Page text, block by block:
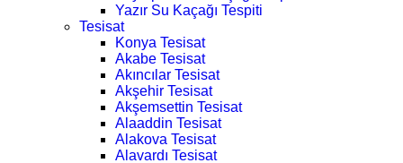
Yazır Su Kaçağı Tespiti
Tesisat
Konya Tesisat
Akabe Tesisat
Akıncılar Tesisat
Akşehir Tesisat
Akşemsettin Tesisat
Alaaddin Tesisat
Alakova Tesisat
Alavardı Tesisat